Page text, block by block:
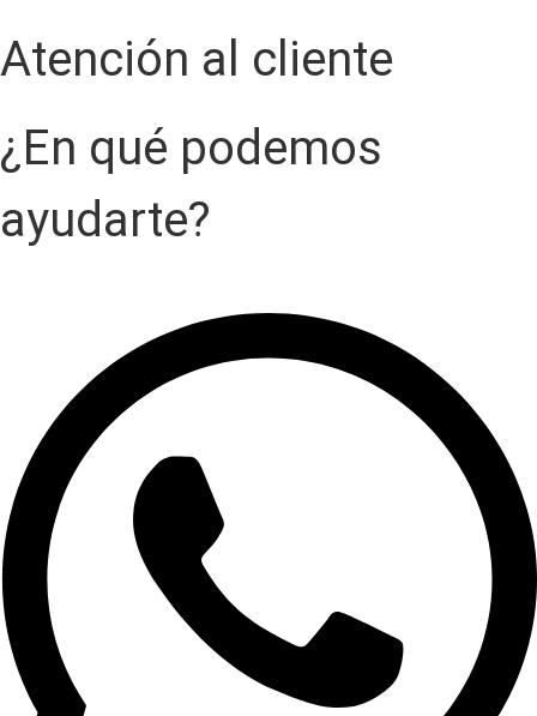
Atención al cliente
¿En qué podemos
ayudarte?